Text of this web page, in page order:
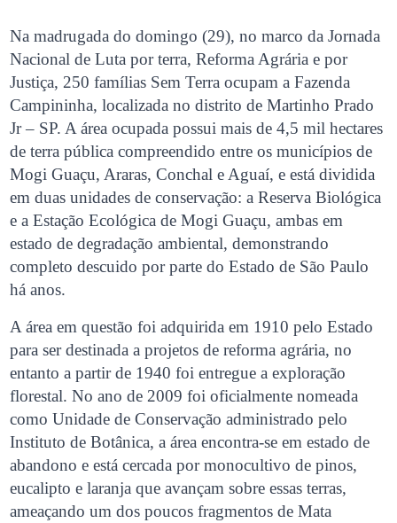
Na madrugada do domingo (29), no marco da Jornada
Nacional de Luta por terra, Reforma Agrária e por
Justiça, 250 famílias Sem Terra ocupam a Fazenda
Campininha, localizada no distrito de Martinho Prado
Jr – SP. A área ocupada possui mais de 4,5 mil hectares
de terra pública compreendido entre os municípios de
Mogi Guaçu, Araras, Conchal e Aguaí, e está dividida
em duas unidades de conservação: a Reserva Biológica
e a Estação Ecológica de Mogi Guaçu, ambas em
estado de degradação ambiental, demonstrando
completo descuido por parte do Estado de São Paulo
há anos.
A área em questão foi adquirida em 1910 pelo Estado
para ser destinada a projetos de reforma agrária, no
entanto a partir de 1940 foi entregue a exploração
florestal. No ano de 2009 foi oficialmente nomeada
como Unidade de Conservação administrado pelo
Instituto de Botânica, a área encontra-se em estado de
abandono e está cercada por monocultivo de pinos,
eucalipto e laranja que avançam sobre essas terras,
ameaçando um dos poucos fragmentos de Mata